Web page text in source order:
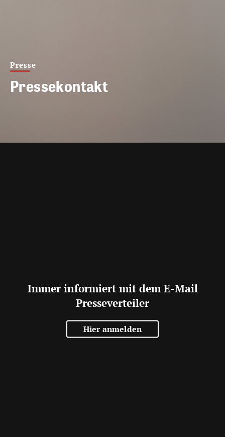
Presse
Pressekontakt
Immer informiert mit dem E-Mail
Presseverteiler
Hier anmelden